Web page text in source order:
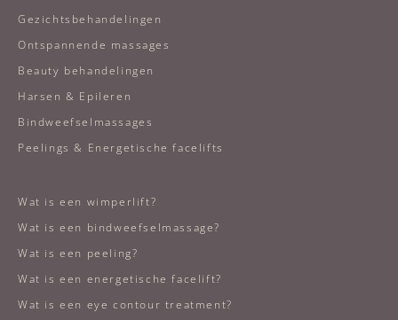
Gezichtsbehandelingen
Ontspannende massages
Beauty behandelingen
Harsen & Epileren
Bindweefselmassages
Peelings & Energetische facelifts
Wat is een wimperlift?
Wat is een bindweefselmassage?
Wat is een peeling?
Wat is een energetische facelift?
Wat is een eye contour treatment?